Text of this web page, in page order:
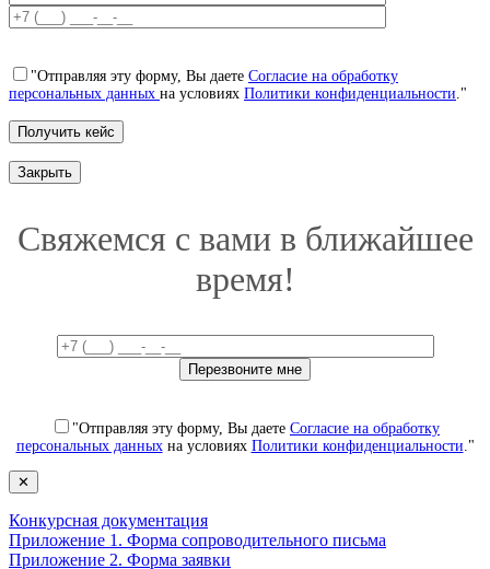
"Отправляя эту форму, Вы даете Согласие на обработку
персональных данных на условиях Политики конфиденциальности ."
Закрыть
Свяжемся с вами в ближайшее
время!
"Отправляя эту форму, Вы даете Согласие на обработку
персональных данныхна условиях Политики конфиденциальности ."
✕
Конкурсная документация
Приложение 1. Форма сопроводительного письма
Приложение 2. Форма заявки